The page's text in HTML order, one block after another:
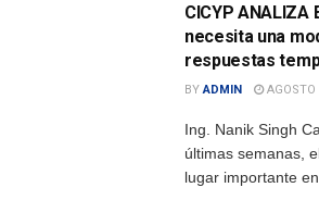
CICYP
necesita una
respuestas
BY ADMIN AGOSTO
Ing. Nanik Singh
últimas semanas,
lugar importante en